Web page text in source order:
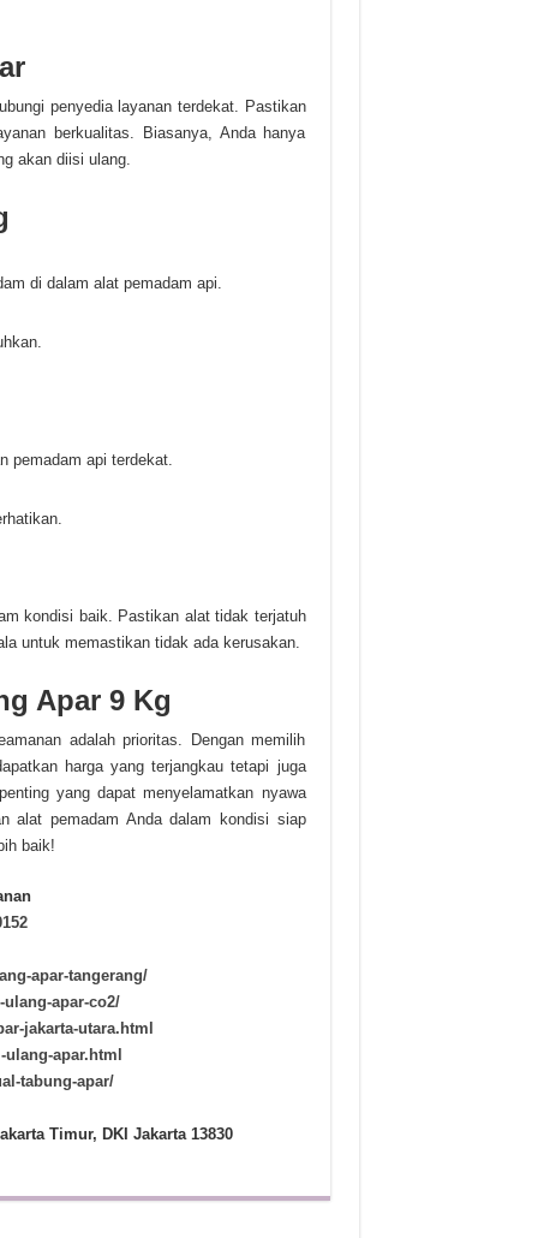
penyedia layanan terdekat. Pastikan
berkualitas. Biasanya, Anda hanya
akan diisi ulang.
di dalam alat pemadam api.
pemadam api terdekat.
kondisi baik. Pastikan alat tidak terjatuh
untuk memastikan tidak ada kerusakan.
Apar 9 Kg
adalah prioritas. Dengan memilih
harga yang terjangkau tetapi juga
yang dapat menyelamatkan nyawa
alat pemadam Anda dalam kondisi siap
baik!
apar-tangerang/
apar-co2/
jakarta-utara.html
apar.html
tabung-apar/
Timur, DKI Jakarta 13830